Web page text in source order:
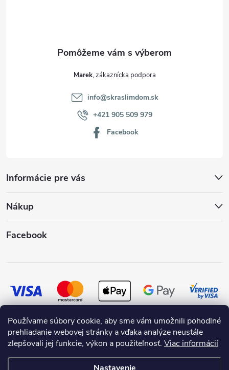
Používame súbory cookie, aby sme vám umožnili pohodlné
prehliadanie webovej stránky a vďaka analýze neustále
zlepšovali jej funkcie, výkon a použiteľnosť. Viac informácií
Informácie pre vás
Nákup
Marek
info@skraslimdom.sk
+421 905 509 979
Facebook
Facebook